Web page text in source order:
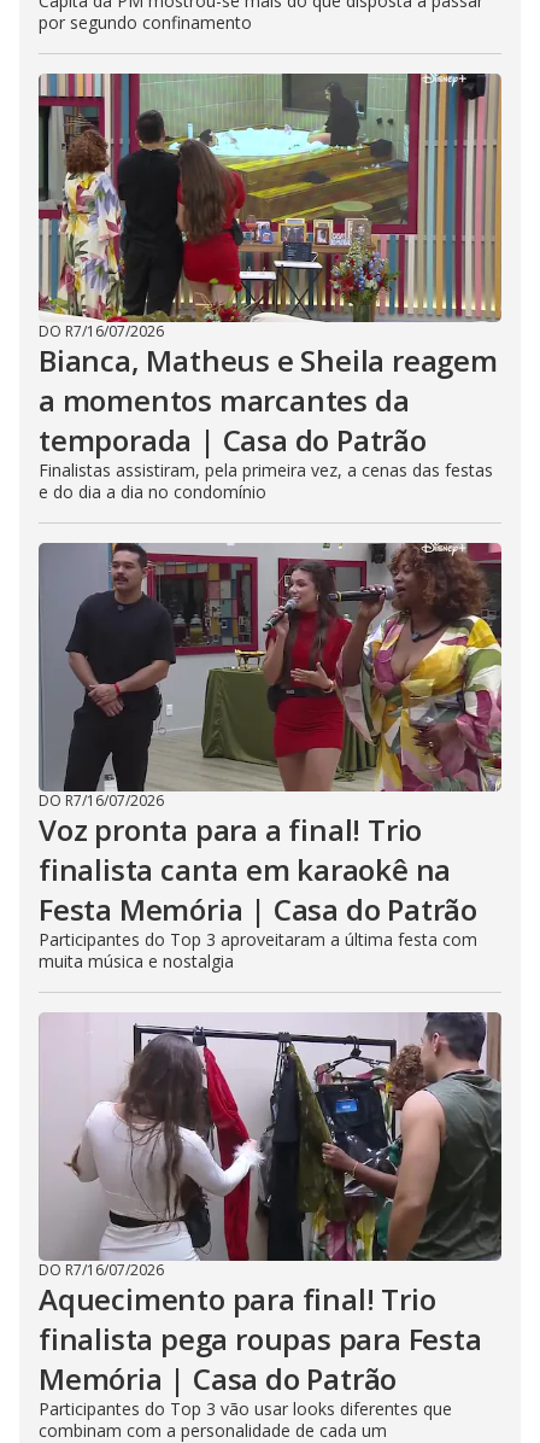
por segundo confinamento
DO R7/16/07/2026
Bianca, Matheus e Sheila reagem
a momentos marcantes da
temporada | Casa do Patrão
Finalistas assistiram, pela primeira vez, a cenas das festas
e do dia a dia no condomínio
DO R7/16/07/2026
Voz pronta para a final! Trio
finalista canta em karaokê na
Festa Memória | Casa do Patrão
Participantes do Top 3 aproveitaram a última festa com
muita música e nostalgia
DO R7/16/07/2026
Aquecimento para final! Trio
finalista pega roupas para Festa
Memória | Casa do Patrão
Participantes do Top 3 vão usar looks diferentes que
combinam com a personalidade de cada um